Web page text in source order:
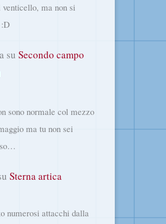
ma non si
suSecondo campo
sono normale col mezzo
ma tu non sei
Sterna artica
numerosi attacchi dalla